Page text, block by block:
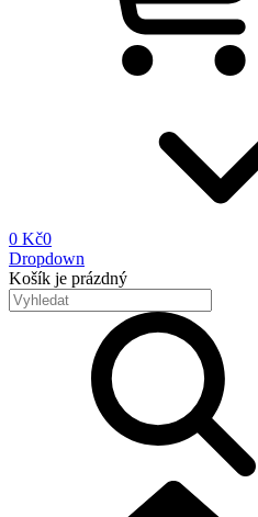
0 Kč0
Dropdown
Košík je prázdný